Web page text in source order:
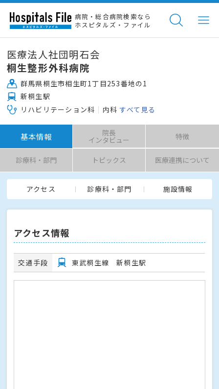
病院・総合病院検索なら
ホスピタルズ・ファイル
医療法人社団明石会
桐生整形外科病院
群馬県桐生市相生町1丁目253番地の1
新桐生駅
リハビリテーション科
内科 すべて見る
基本情報 院長
インタビュー 特徴
診療科・部門 トピックス 医療連携について
アクセス 診療科・部門 施設情報
アクセス情報
交通手段 東武桐生線 新桐生駅